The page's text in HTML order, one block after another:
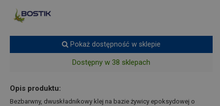
Pokaż dostępność w sklepie
Dostępny w 38 sklepach
Opis produktu:
Bezbarwny, dwuskładnikowy klej na bazie żywicy epoksydowej o